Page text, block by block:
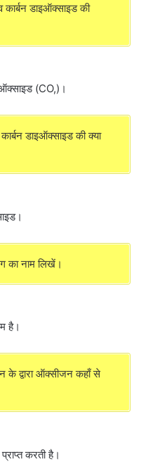
डाइऑक्साइड की
(CO,)।
डाइऑक्साइड की क्या
का नाम लिखें।
है।
द्वारा ऑक्सीजन कहाँ से
करती है।